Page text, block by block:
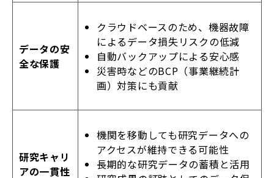
データの安
全な保護
クラウドベースのため、機器故障
によるデータ損失リスクの低減
自動バックアップによる安心感
災害時などのBCP（事業継続計
画）対策にも貢献
研究キャリ
アの一貫性
機関を移動しても研究データへの
アクセスが維持できる可能性
長期的な研究データの蓄積と活用